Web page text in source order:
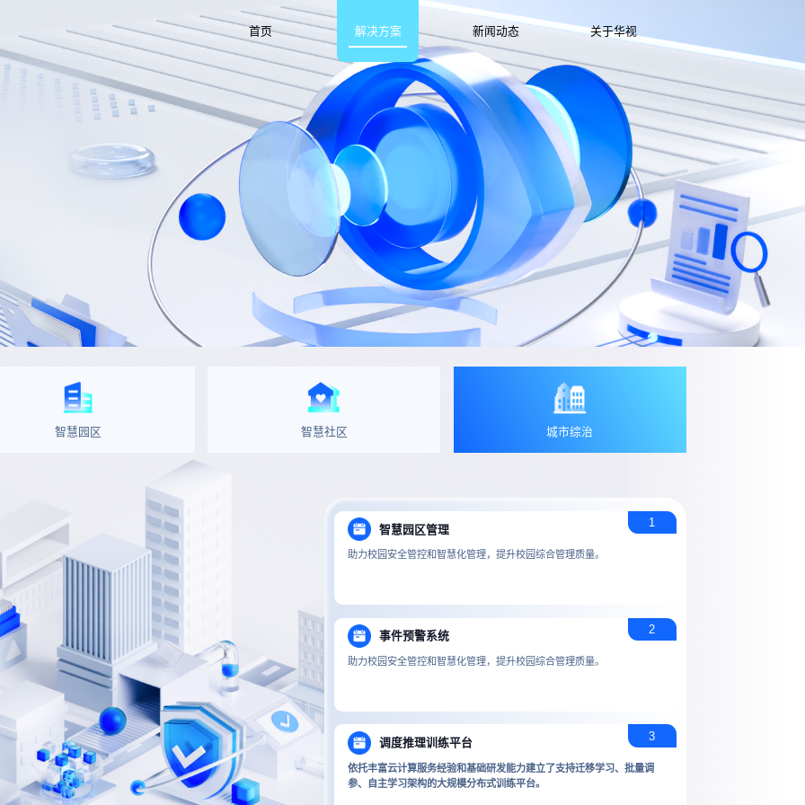
首页 解决方案 新闻动态 关于华视
智慧园区 智慧社区 城市综治
1
智慧园区管理
助力校园安全管控和智慧化管理，提升校园综合管理质量。
2
事件预警系统
助力校园安全管控和智慧化管理，提升校园综合管理质量。
3
调度推理训练平台
依托丰富云计算服务经验和基础研发能力建立了支持迁移学习、批量调
参、自主学习架构的大规模分布式训练平台。